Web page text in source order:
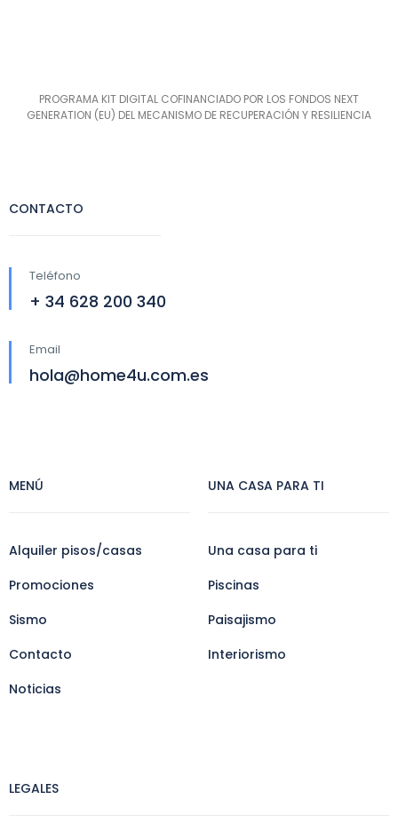
PROGRAMA KIT DIGITAL COFINANCIADO POR LOS FONDOS NEXT
GENERATION (EU) DEL MECANISMO DE RECUPERACIÓN Y RESILIENCIA
CONTACTO
Teléfono
+ 34 628 200 340
Email
hola@home4u.com.es
MENÚ
Alquiler pisos/casas
Promociones
Sismo
Contacto
Noticias
UNA CASA PARA TI
Una casa para ti
Piscinas
Paisajismo
Interiorismo
LEGALES